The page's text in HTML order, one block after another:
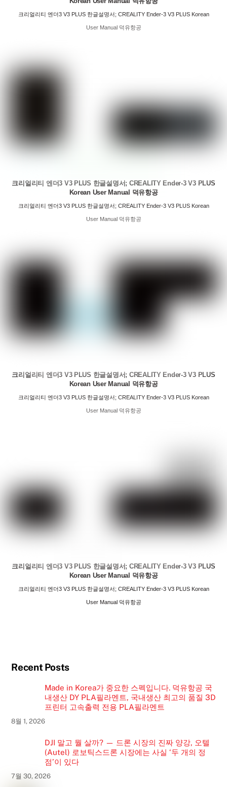
크리얼리티 엔더3 V3 PLUS 한글설명서; CREALITY Ender-3 V3 PLUS Korean
User Manual 덕유항공
크리얼리티 엔더3 V3 PLUS 한글설명서; CREALITY Ender-3 V3 PLUS
Korean User Manual 덕유항공
크리얼리티 엔더3 V3 PLUS 한글설명서; CREALITY Ender-3 V3 PLUS Korean
User Manual 덕유항공
크리얼리티 엔더3 V3 PLUS 한글설명서; CREALITY Ender-3 V3 PLUS
Korean User Manual 덕유항공
크리얼리티 엔더3 V3 PLUS 한글설명서; CREALITY Ender-3 V3 PLUS Korean
User Manual 덕유항공
크리얼리티 엔더3 V3 PLUS 한글설명서; CREALITY Ender-3 V3 PLUS
Korean User Manual 덕유항공
크리얼리티 엔더3 V3 PLUS 한글설명서; CREALITY Ender-3 V3 PLUS Korean
User Manual 덕유항공
Recent Posts
Made in Korea가 중요한 스펙입니다. 덕유항공 국
내생산 DY PLA필라멘트, 국내생산 최고의 품질 3D
프린터 고속출력 전용 PLA필라멘트
8월 1, 2026
DJI 말고 뭘 살까? — 드론 시장의 진짜 양강, 오텔
(Autel) 로보틱스드론 시장에는 사실 ‘두 개의 정
점’이 있다
7월 30, 2026